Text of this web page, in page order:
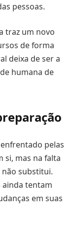
pessoas.
traz um novo
de forma
deixa de ser a
humana de
pelas
si, mas na falta
substitui.
ainda tentam
em suas